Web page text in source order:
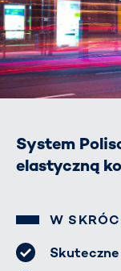
System
elastyczną
W